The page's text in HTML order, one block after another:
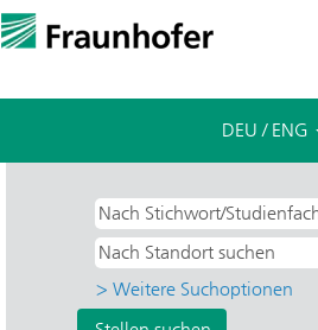
DEU / ENG
> Weitere Suchoptionen